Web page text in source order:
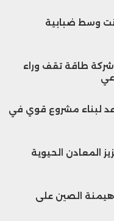
وسط ضبابية
شركة طاقة تقف وراء
يحتاج مدينة كبيرة.. 6 قواعد لبناء مشروع قوي في
لتعزيز المعادن الحيوية
هيمنة الصين على